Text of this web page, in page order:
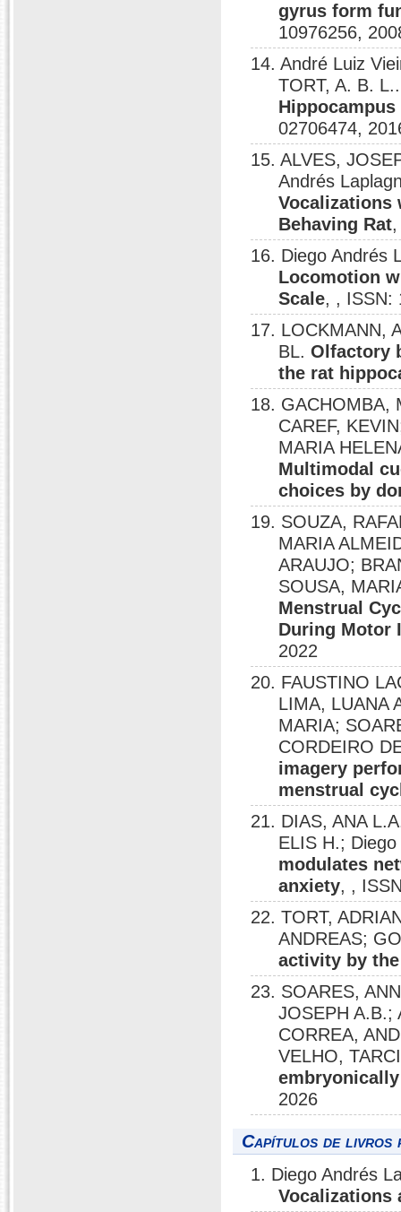
gyrus form
10976256,
14. André Luiz
TORT, A. B.
02706474,
15. ALVES,
Andrés
Vocalizations
Behaving Rat
16. Diego Andrés
Locomotion
Scale, , ISSN:
17. LOCKMANN,
BL.Olfactory
the rat
18. GACHOMBA,
CAREF,
MARIA
Multimodal
choices by
19. SOUZA,
MARIA
ARAUJO;
SOUSA,
Menstrual
During Motor
2022
20. FAUSTINO
LIMA, LUANA
MARIA;
CORDEIRO
imagery
menstrual
21. DIAS, ANA
ELIS H.;
modulates
anxiety, ,
22. TORT,
ANDREAS;
activity by
23. SOARES,
JOSEPH A.B.;
CORREA,
VELHO,
2026
Capítulos de livros
1. Diego Andrés
Vocalizations